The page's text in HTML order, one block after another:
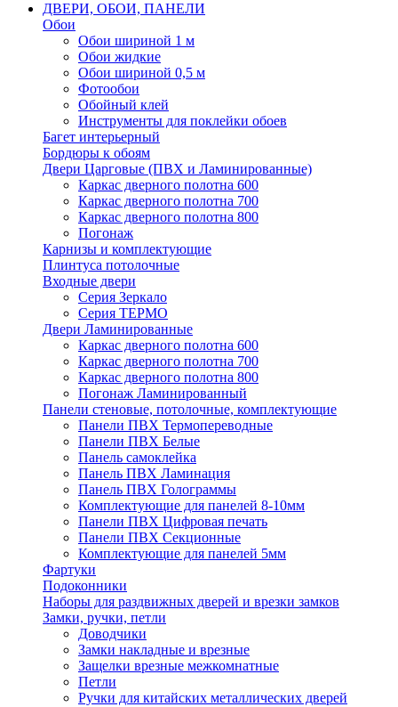
ДВЕРИ, ОБОИ, ПАНЕЛИ
Обои
Обои шириной 1 м
Обои жидкие
Обои шириной 0,5 м
Фотообои
Обойный клей
Инструменты для поклейки обоев
Багет интерьерный
Бордюры к обоям
Двери Царговые (ПВХ и Ламинированные)
Каркас дверного полотна 600
Каркас дверного полотна 700
Каркас дверного полотна 800
Погонаж
Карнизы и комплектующие
Плинтуса потолочные
Входные двери
Серия Зеркало
Серия ТЕРМО
Двери Ламинированные
Каркас дверного полотна 600
Каркас дверного полотна 700
Каркас дверного полотна 800
Погонаж Ламинированный
Панели стеновые, потолочные, комплектующие
Панели ПВХ Термопереводные
Панели ПВХ Белые
Панель самоклейка
Панель ПВХ Ламинация
Панель ПВХ Голограммы
Комплектующие для панелей 8-10мм
Панели ПВХ Цифровая печать
Панели ПВХ Секционные
Комплектующие для панелей 5мм
Фартуки
Подоконники
Наборы для раздвижных дверей и врезки замков
Замки, ручки, петли
Доводчики
Замки накладные и врезные
Защелки врезные межкомнатные
Петли
Ручки для китайских металлических дверей